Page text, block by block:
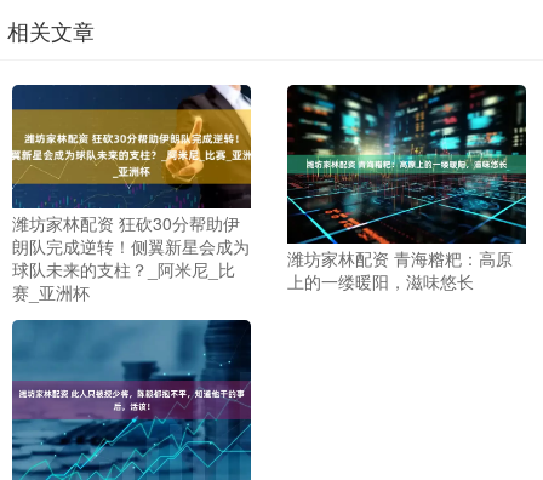
相关文章
潍坊家林配资 狂砍30分帮助伊
朗队完成逆转！侧翼新星会成为
球队未来的支柱？_阿米尼_比
赛_亚洲杯
潍坊家林配资 青海糌粑：高原
上的一缕暖阳，滋味悠长